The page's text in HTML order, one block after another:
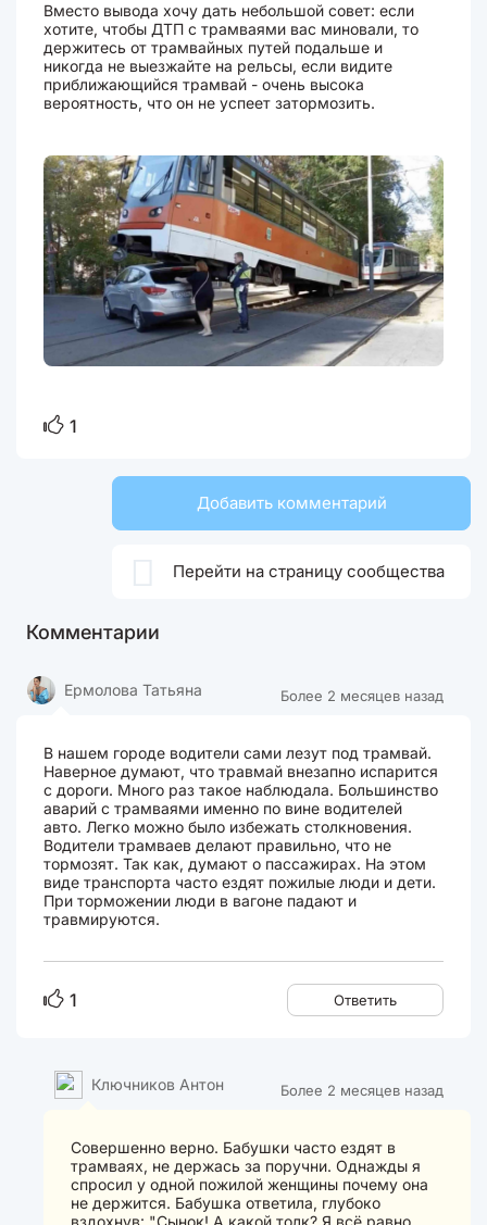
Вместо вывода хочу дать небольшой совет: если
хотите, чтобы ДТП с трамваями вас миновали, то
держитесь от трамвайных путей подальше и
никогда не выезжайте на рельсы, если видите
приближающийся трамвай - очень высока
вероятность, что он не успеет затормозить.
1
Добавить комментарий
Перейти на страницу сообщества
Комментарии
Более 2 месяцев назад
Ермолова Татьяна
В нашем городе водители сами лезут под трамвай.
Наверное думают, что травмай внезапно испарится
с дороги. Много раз такое наблюдала. Большинство
аварий с трамваями именно по вине водителей
авто. Легко можно было избежать столкновения.
Водители трамваев делают правильно, что не
тормозят. Так как, думают о пассажирах. На этом
виде транспорта часто ездят пожилые люди и дети.
При торможении люди в вагоне падают и
травмируются.
1 Ответить
Более 2 месяцев назад
Ключников Антон
Совершенно верно. Бабушки часто ездят в
трамваях, не держась за поручни. Однажды я
спросил у одной пожилой женщины почему она
не держится. Бабушка ответила, глубоко
вздохнув: "Сынок! А какой толк? Я всё равно